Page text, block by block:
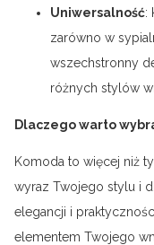
Uniwersalność:
zarówno w
wszechstronny
różnych stylów
Dlaczego warto
Komoda to więcej niż
wyraz Twojego stylu i
elegancji i
elementem Twojego